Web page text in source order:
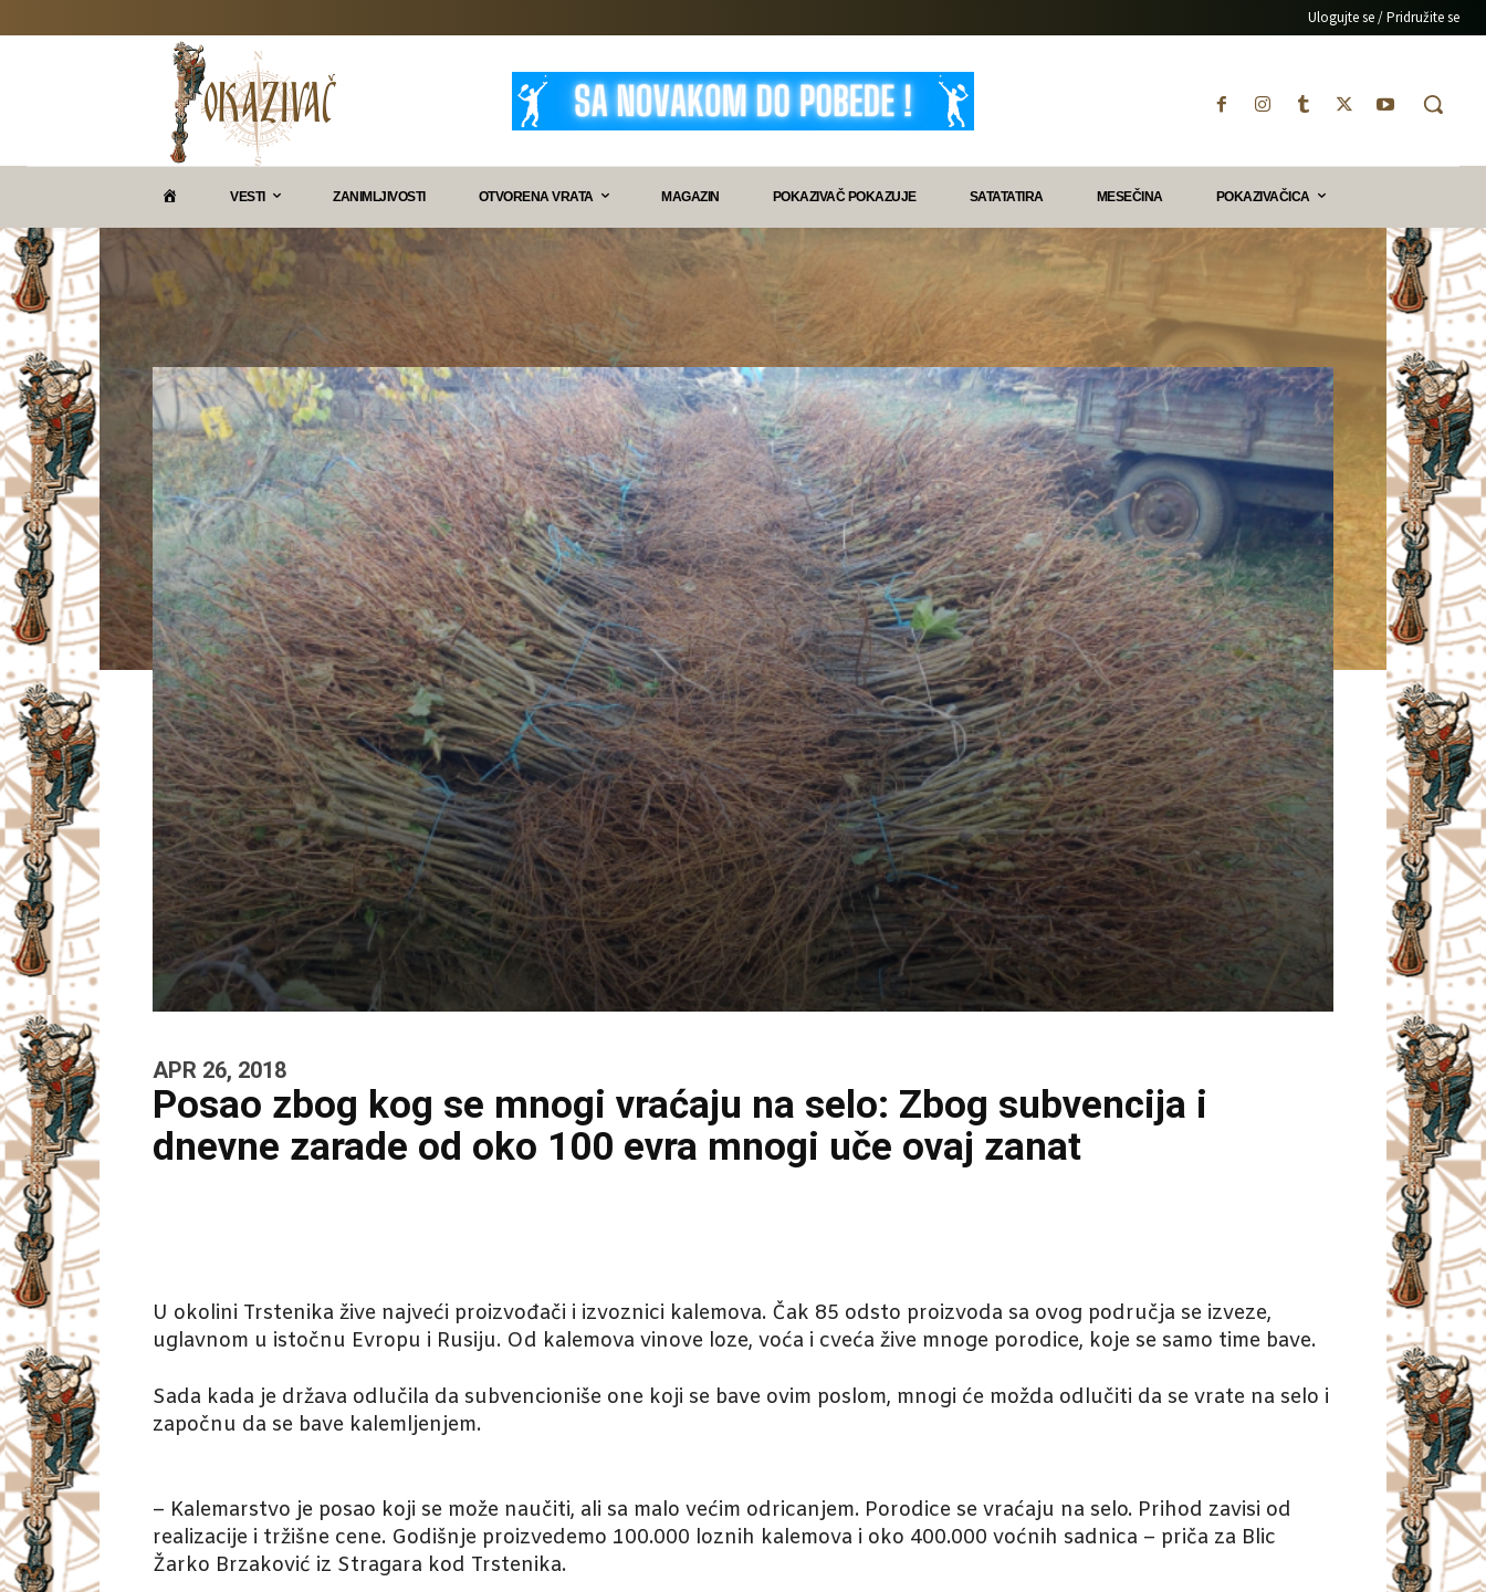
Ulogujte se / Pridružite se
A
Z
I
V
A
Č
VESTI ZANIMLJIVOSTI OTVORENA VRATA MAGAZIN POKAZIVAČ POKAZUJE SATATATIRA MESEČINA POKAZIVAČICA
APR 26, 2018
Posao zbog kog se mnogi vraćaju na selo: Zbog subvencija i
dnevne zarade od oko 100 evra mnogi uče ovaj zanat
U okolini Trstenika žive najveći proizvođači i izvoznici kalemova. Čak 85 odsto proizvoda sa ovog područja se izveze,
uglavnom u istočnu Evropu i Rusiju. Od kalemova vinove loze, voća i cveća žive mnoge porodice, koje se samo time bave.
Sada kada je država odlučila da subvencioniše one koji se bave ovim poslom, mnogi će možda odlučiti da se vrate na selo i
započnu da se bave kalemljenjem.
– Kalemarstvo je posao koji se može naučiti, ali sa malo većim odricanjem. Porodice se vraćaju na selo. Prihod zavisi od
realizacije i tržišne cene. Godišnje proizvedemo 100.000 loznih kalemova i oko 400.000 voćnih sadnica – priča za Blic
Žarko Brzaković iz Stragara kod Trstenika.